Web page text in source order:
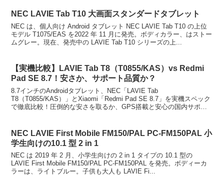
NEC LAVIE Tab T10 大画面スタンダードタブレット
NEC は、個人向け Android タブレット NEC LAVIE Tab T10 の上位
モデル T1075/EAS を2022 年 11 月に発売。ボディカラー、はストー
ムグレー。現在、発売中の LAVIE Tab T10 シリーズの上...
【実機比較】LAVIE Tab T8（T0855/KAS）vs Redmi
Pad SE 8.7！安さか、サポート品質か？
8.7インチのAndroidタブレット、NEC「LAVIE Tab
T8（T0855/KAS）」とXiaomi「Redmi Pad SE 8.7」を実機スペック
で徹底比較！圧倒的な安さを取るか、GPS搭載と安心の国内サポー
NEC LAVIE First Mobile FM150/PAL PC-FM150PAL 小
学生向けの10.1 型 2 in 1
NEC は 2019 年 2 月、小学生向けの 2 in 1 タイプの 10.1 型の
LAVIE First Mobile FM150/PAL PC-FM150PAL を発売。ボディーカ
ラーは、ライトブルー。子供も大人も LAVIE Fi...